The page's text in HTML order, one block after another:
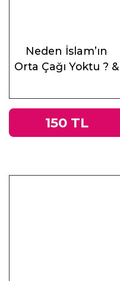
Neden İslam’ın
Orta Çağı Yoktu ? &
ve Doğu
150 TL